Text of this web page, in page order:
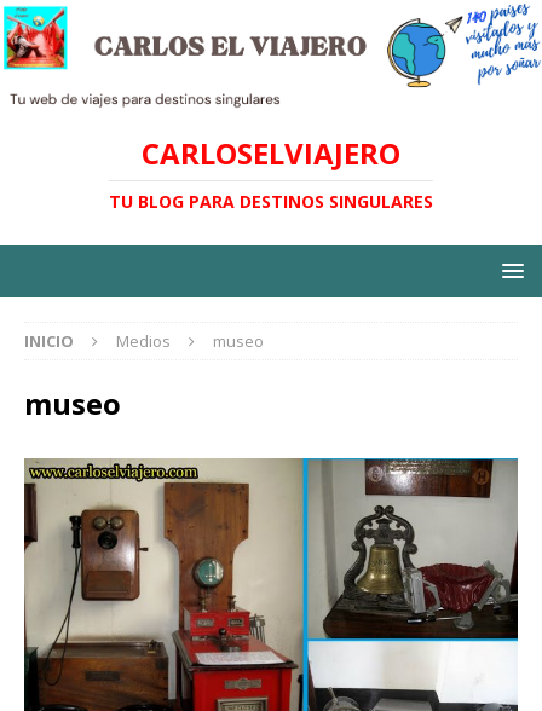
CARLOSELVIAJERO
TU BLOG PARA DESTINOS SINGULARES
INICIO Medios museo
museo